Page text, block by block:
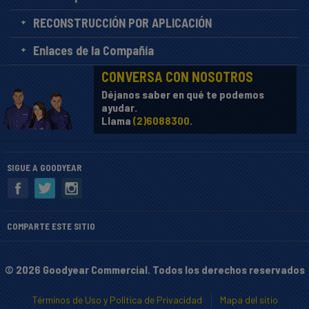
RECONSTRUCCIÓN POR APLICACIÓN
Enlaces de la Compañía
CONVERSA CON NOSOTROS
Déjanos saber en qué te podemos
ayudar.
Llama(2)6088300.
SIGUE A GOODYEAR
COMPARTE ESTE SITIO
© 2026 Goodyear Commercial. Todos los derechos reservados
Términos de Uso y Política de Privacidad Mapa del sitio